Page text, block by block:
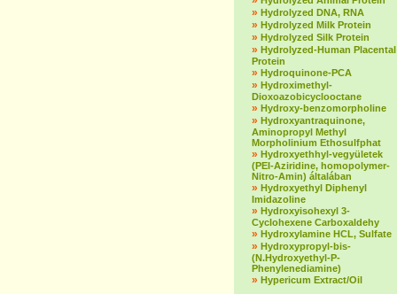
» Hydrolyzed DNA, RNA
» Hydrolyzed Milk Protein
» Hydrolyzed Silk Protein
» Hydrolyzed-Human Placental
Protein
» Hydroquinone-PCA
» Hydroximethyl-
Dioxoazobicyclooctane
» Hydroxy-benzomorpholine
» Hydroxyantraquinone,
Aminopropyl Methyl
Morpholinium Ethosulfphat
» Hydroxyethhyl-vegyületek
(PEI-Aziridine, homopolymer-
Nitro-Amin) általában
» Hydroxyethyl Diphenyl
Imidazoline
» Hydroxyisohexyl 3-
Cyclohexene Carboxaldehy
» Hydroxylamine HCL, Sulfate
» Hydroxypropyl-bis-
(N.Hydroxyethyl-P-
Phenylenediamine)
» Hypericum Extract/Oil